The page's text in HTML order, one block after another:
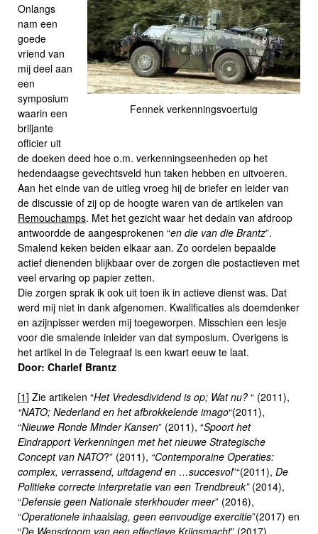
Fennek verkenningsvoertuig
Onlangs
nam een
goede
vriend van
mij deel aan
een
symposium
waarin een
briljante
officier uit
de doeken deed hoe o.m. verkenningseenheden op het
hedendaagse gevechtsveld hun taken hebben en uitvoeren.
Aan het einde van de uitleg vroeg hij de briefer en leider van
de discussie of zij op de hoogte waren van de artikelen van
Remouchamps. Met het gezicht waar het dedain van afdroop
antwoordde de aangesprokenen “en die van die Brantz”.
Smalend keken beiden elkaar aan. Zo oordelen bepaalde
actief dienenden blijkbaar over de zorgen die postactieven met
veel ervaring op papier zetten.
Die zorgen sprak ik ook uit toen ik in actieve dienst was. Dat
werd mij niet in dank afgenomen. Kwalificaties als doemdenker
en azijnpisser werden mij toegeworpen. Misschien een lesje
voor die smalende inleider van dat symposium. Overigens is
het artikel in de Telegraaf is een kwart eeuw te laat.
Door: Charlef Brantz
[1] Zie artikelen “Het Vredesdividend is op; Wat nu? “ (2011),
“NATO; Nederland en het afbrokkelende imago“(2011),
“Nieuwe Ronde Minder Kansen” (2011), “Spoort het
Eindrapport Verkenningen met het nieuwe Strategische
Concept van NATO?” (2011), “Contemporaine Operaties:
complex, verrassend, uitdagend en …succesvol”“(2011), De
Politieke correcte interpretatie van een Trendbreuk”(2014),
“Defensie geen Nationale sterkhouder meer” (2016),
“Operationele inhaalslag, geen eenvoudige exercitie”(2017) en
“De Wensdroom van een effectieve Krijgsmacht” (2017)